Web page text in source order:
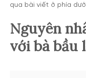
qua bài viết ở phía
Nguyên
với bà bầu